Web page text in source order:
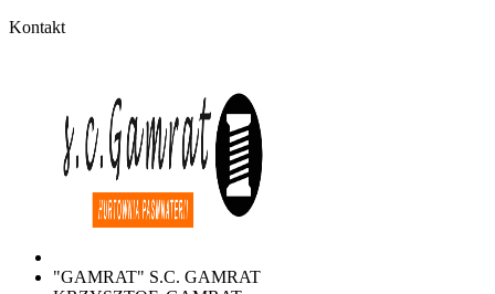
Kontakt
"GAMRAT" S.C. GAMRAT